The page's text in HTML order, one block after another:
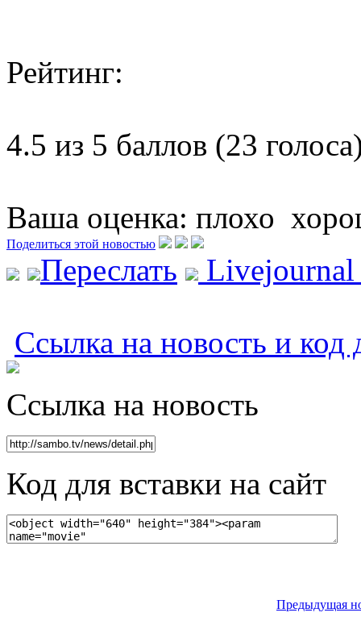
Рейтинг:
4.5 из 5 баллов (23
Ваша оценка: плохо
Поделиться этой новостью
Переслать
Ссылка на новость и код
Ссылка на новость
Код для вставки на сайт
Предыдущая